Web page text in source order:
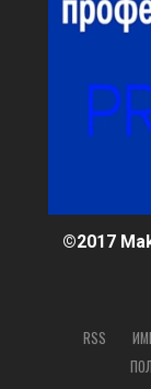
©2017
RSS